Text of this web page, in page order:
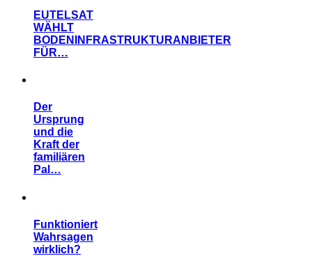
EUTELSAT
WÄHLT
BODENINFRASTRUKTURANBIETER
FÜR…
Der
Ursprung
und die
Kraft der
familiären
Pal…
Funktioniert
Wahrsagen
wirklich?